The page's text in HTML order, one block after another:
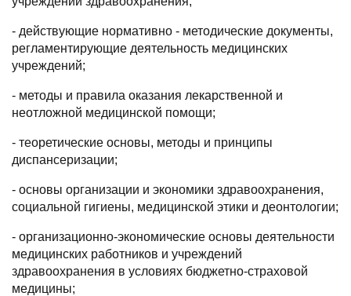
- действующие нормативно - методические документы,
регламентирующие деятельность медицинских
учреждений;
- методы и правила оказания лекарственной и
неотложной медицинской помощи;
- теоретические основы, методы и принципы
диспансеризации;
- основы организации и экономики здравоохранения,
социальной гигиены, медицинской этики и деонтологии;
- организационно-экономические основы деятельности
медицинских работников и учреждений
здравоохранения в условиях бюджетно-страховой
медицины;